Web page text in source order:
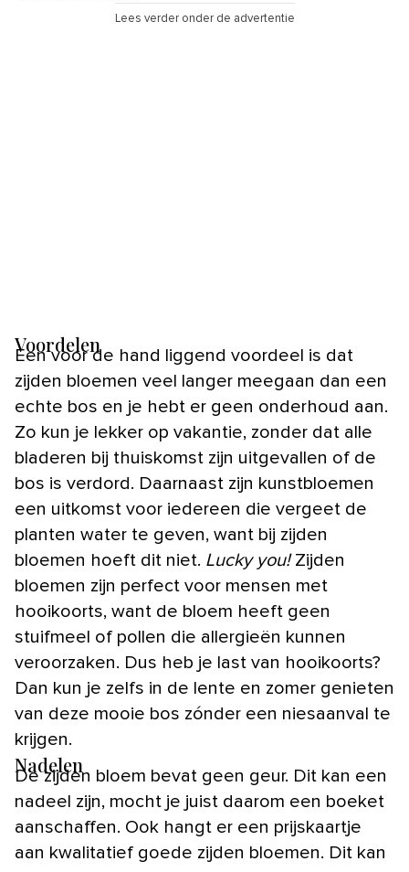
Lees verder onder de advertentie
Voordelen
Een voor de hand liggend voordeel is dat
zijden bloemen veel langer meegaan dan een
echte bos en je hebt er geen onderhoud aan.
Zo kun je lekker op vakantie, zonder dat alle
bladeren bij thuiskomst zijn uitgevallen of de
bos is verdord. Daarnaast zijn kunstbloemen
een uitkomst voor iedereen die vergeet de
planten water te geven, want bij zijden
bloemen hoeft dit niet. Lucky you! Zijden
bloemen zijn perfect voor mensen met
hooikoorts, want de bloem heeft geen
stuifmeel of pollen die allergieën kunnen
veroorzaken. Dus heb je last van hooikoorts?
Dan kun je zelfs in de lente en zomer genieten
van deze mooie bos zónder een niesaanval te
krijgen.
Nadelen
De zijden bloem bevat geen geur. Dit kan een
nadeel zijn, mocht je juist daarom een boeket
aanschaffen. Ook hangt er een prijskaartje
aan kwalitatief goede zijden bloemen. Dit kan